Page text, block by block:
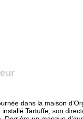
dans la maison
installé Tartuffe, son